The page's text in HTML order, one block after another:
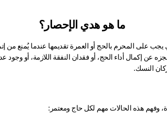
ما هو هدي الإحصار؟
النسك.
وفهم هذه الحالات مهم لكل حاج ومعتمر: